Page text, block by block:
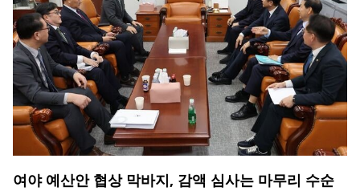
여야 예산안 협상 막바지, 감액 심사는 마무리 수순